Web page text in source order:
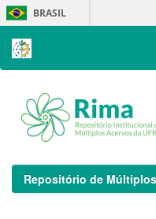
Skip
navigation
BRASIL
Repositório de